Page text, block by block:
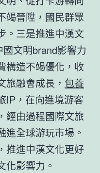
竭晉陞，國民群眾
。三是推進中漢文
國文明brand影響力
構造不竭優化，收
旅融會成長， 包養
IP，在向進境游客
經由過程國際文旅
進全球游玩市場。
推進中漢文化更好
化影響力。